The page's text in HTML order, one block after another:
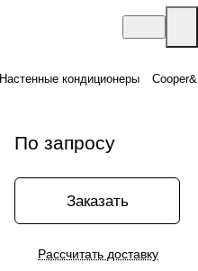
Настенные кондиционеры
По запросу
Заказать
Рассчитать доставку